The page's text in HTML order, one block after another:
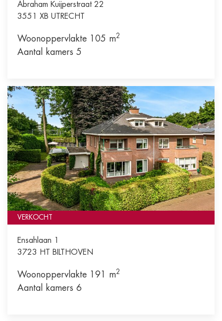
Abraham Kuijperstraat 22
3551 XB UTRECHT
Woonoppervlakte 105 m2
Aantal kamers 5
VERKOCHT
Ensahlaan 1
3723 HT BILTHOVEN
Woonoppervlakte 191 m2
Aantal kamers 6